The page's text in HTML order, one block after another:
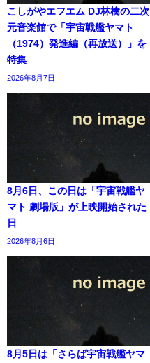
こしがやエフエム DJ林檎の二次
元音楽館で「宇宙戦艦ヤマト
（1974）発進編（再放送）」を
特集
2026年8月7日
8月6日、この日は「宇宙戦艦ヤ
マト 劇場版」が上映開始された
日
2026年8月6日
8月5日は「さらば宇宙戦艦ヤマ